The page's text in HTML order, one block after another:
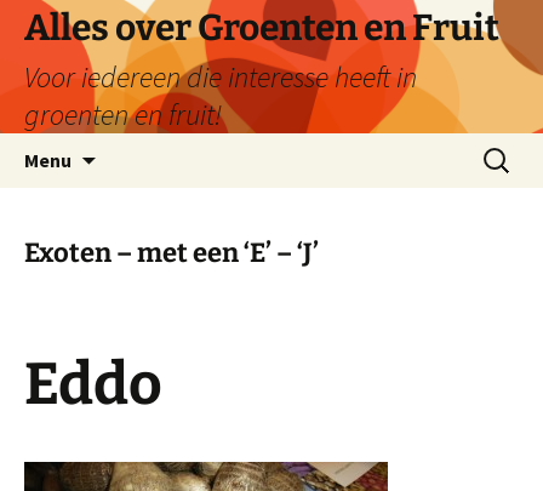
naarAlles over Groenten en Fruit
Voor iedereen die interesse heeft in
groenten en fruit!
Menu
Zoeken
naar:
Exoten – met een ‘E’ – ‘J’
Eddo